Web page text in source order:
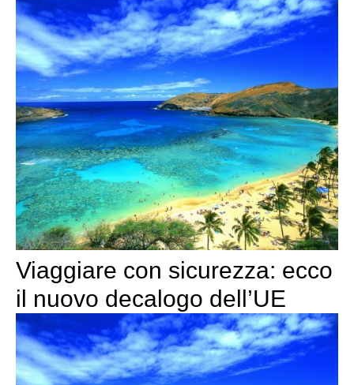
Viaggiare con sicurezza: ecco
il nuovo decalogo dell’UE